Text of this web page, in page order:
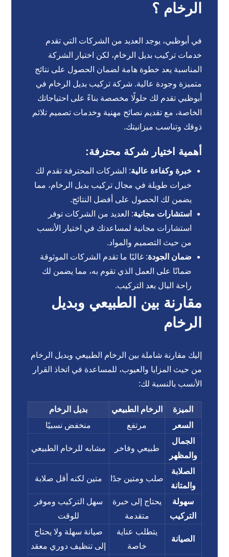
الرخام ؟
في أبوظبي، يوجد العديد من الشركات التي تقدم
خدمات تركيب بديل الرخام، لكن اختيار الشركة
المناسبة يعد خطوة هامة لضمان الحصول على نتائج
متميزة وجودة عالية. شركة تركيب بديل الرخام في
أبوظبي تقدم لك حلولًا مخصصة بناءً على احتياجاتك
الخاصة، مع تقديم نصائح مهنية وخدمات تصميم تلائم
ذوقك وتناسب ميزانيتك.
أهمية اختيار شركة محترفة:
خبرة وكفاءة عالية: الشركات المحترفة تقدم لك
خبرات طويلة في مجال تركيب بديل الرخام، مما
يضمن لك الحصول على أفضل النتائج.
استشارات مجانية: العديد من الشركات توفر
استشارات مجانية لمساعدتك في اختيار الأنسب
من حيث التصميم والمواد.
ضمان الجودة: غالبًا ما تقدم الشركات الموثوقة
ضمانًا على العمل الذي تقوم به، مما يضمن لك
راحة البال بعد التركيب.
مقارنة بين الطبيعي وبديل
الرخام
إليك مقارنة شاملة بين الرخام الطبيعي وبديل الرخام
من حيث المزايا والعيوب، للمساعدة في اتخاذ القرار
الأنسب بالنسبة لك:
الميزة الرخام الطبيعي
بديل الرخام
السعر
مرتفع
منخفض نسبيًا
الجمال
والمظهر
طبيعي وفاخر مشابه للرخام الطبيعي
الصلابة
والمتانة
صلب ومتين جدًا متين لكنه أقل صلابة
سهولة
التركيب
يحتاج إلى خبرة
متقدمة
سهل التركيب وموفر
للوقت
الصيانة
يتطلب عناية
خاصة
صيانة سهلة ولا يحتاج
إلى تنظيف دوري معقد